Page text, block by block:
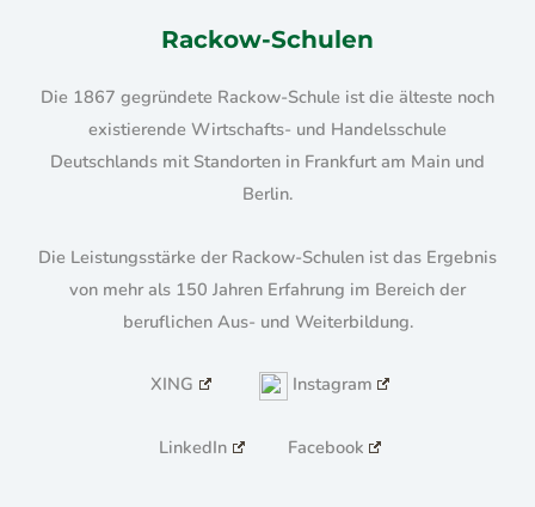
Rackow-Schulen
Die 1867 gegründete Rackow-Schule ist die älteste noch
existierende Wirtschafts- und Handelsschule
Deutschlands mit Standorten in Frankfurt am Main und
Berlin.
Die Leistungsstärke der Rackow-Schulen ist das Ergebnis
von mehr als 150 Jahren Erfahrung im Bereich der
beruflichen Aus- und Weiterbildung.
XING Instagram
LinkedIn Facebook